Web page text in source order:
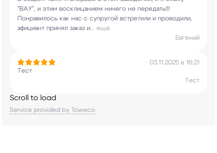
"ВАУ", и этим восклицанием ничего не передать!!!
Понравилось как нас с супругой встретили и проводили,
афициант принял заказ и... еще
Евгений
03.11.2025 в 16:21
Тест
Тест
Scroll to load
Service provided by Toweco